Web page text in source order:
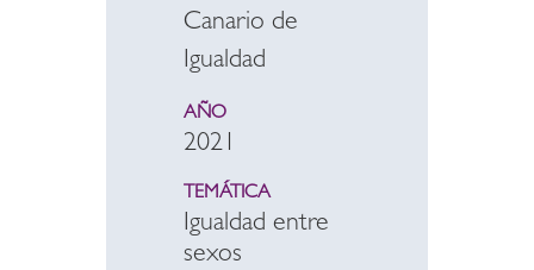
Canario de
Igualdad
AÑO
2021
TEMÁTICA
Igualdad entre
sexos